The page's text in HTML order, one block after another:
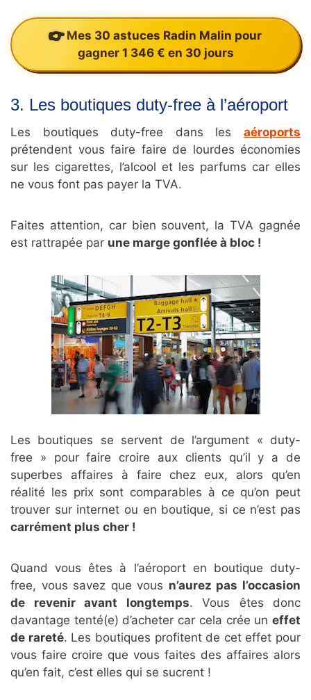
Mes 30 astuces Radin Malin pour
gagner 1 346 € en 30 jours
3. Les boutiques duty-free à l’aéroport
Les boutiques duty-free dans les aéroports
prétendent vous faire faire de lourdes économies
sur les cigarettes, l’alcool et les parfums car elles
ne vous font pas payer la TVA.
Faites attention, car bien souvent, la TVA gagnée
est rattrapée par une marge gonflée à bloc !
Les boutiques se servent de l’argument « duty-
free » pour faire croire aux clients qu’il y a de
superbes affaires à faire chez eux, alors qu’en
réalité les prix sont comparables à ce qu’on peut
trouver sur internet ou en boutique, si ce n’est pas
carrément plus cher !
Quand vous êtes à l’aéroport en boutique duty-
free, vous savez que vous n’aurez pas l’occasion
de revenir avant longtemps. Vous êtes donc
davantage tenté(e) d’acheter car cela crée un effet
de rareté. Les boutiques profitent de cet effet pour
vous faire croire que vous faites des affaires alors
qu’en fait, c’est elles qui se sucrent !